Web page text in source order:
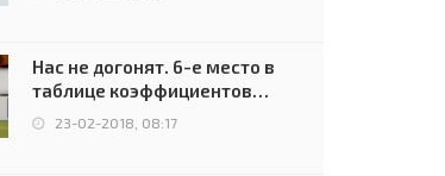
Нас не догонят. 6-е место в
таблице коэффициентов
УЕФА остаётся за Россией
23-02-2018, 08:17